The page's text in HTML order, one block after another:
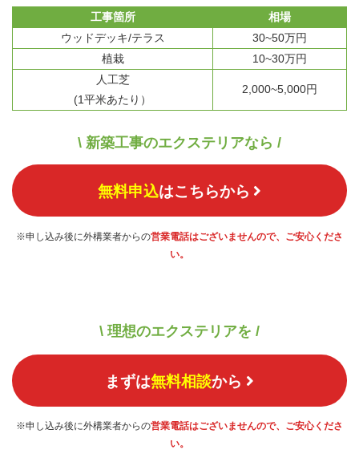
工事箇所
相場
ウッドデッキ/テラス
30~50万円
植栽
10~30万円
人工芝
(1平米あたり）
2,000~5,000円
\ 新築工事のエクステリアなら /
無料申込はこちらから
※申し込み後に外構業者からの営業電話はございませんので、ご安心くださ
い。
\ 理想のエクステリアを /
まずは無料相談から
※申し込み後に外構業者からの営業電話はございませんので、ご安心くださ
い。